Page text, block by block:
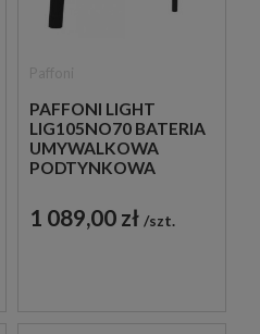
PAFFONI LIGHT
LIG105NO70 BATERIA
UMYWALKOWA
PODTYNKOWA
CZARNA
1 089,00 zł szt.